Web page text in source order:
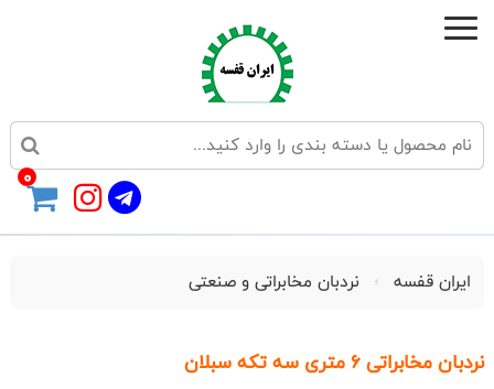
0
ایران قفسه نردبان مخابراتی و صنعتی
نردبان مخابراتی 6 متری سه تکه سبلان